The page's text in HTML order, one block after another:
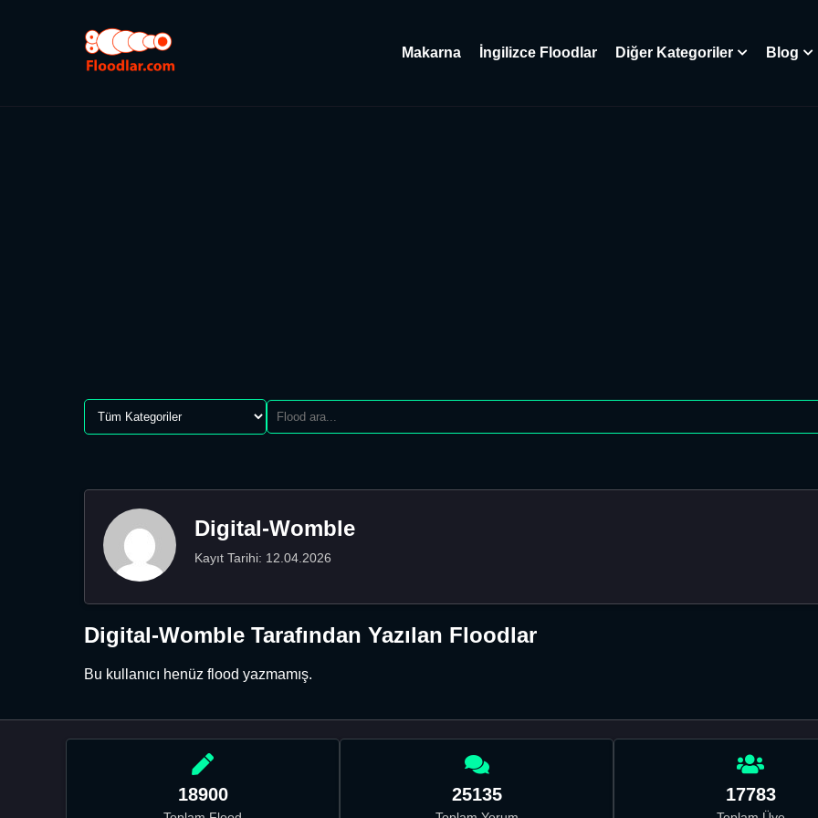
Makarna İngilizce Floodlar Diğer Kategoriler Blog
Digital-Womble
Kayıt Tarihi: 12.04.2026
Digital-Womble Tarafından Yazılan Floodlar
Bu kullanıcı henüz flood yazmamış.
18900 25135 17783